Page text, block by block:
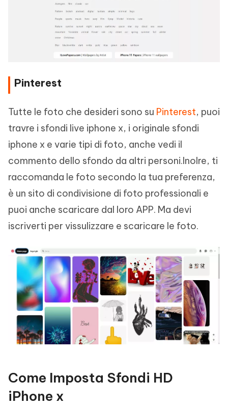
Pinterest
Tutte le foto che desideri sono su Pinterest, puoi
travre i sfondi live iphone x, i originale sfondi
iphone x e varie tipi di foto, anche vedi il
commento dello sfondo da altri personi.Inolre, ti
raccomanda le foto secondo la tua preferenza,
è un sito di condivisione di foto professionali e
puoi anche scaricare dal loro APP. Ma devi
iscriverti per vissulizzare e scaricare le foto.
Come Imposta Sfondi HD
iPhone x